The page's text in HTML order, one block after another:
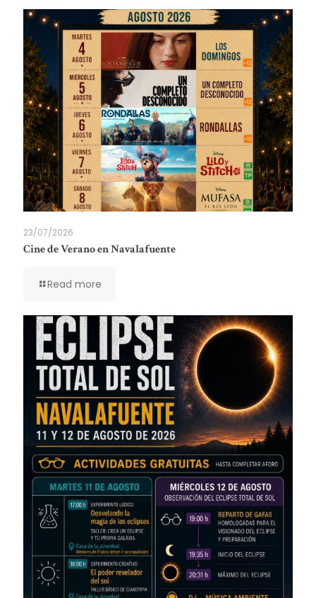
23/07/2026
Cine de Verano en Navalafuente
Read more